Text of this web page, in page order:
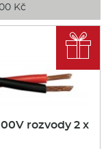
Kč
rozvody 2 x
